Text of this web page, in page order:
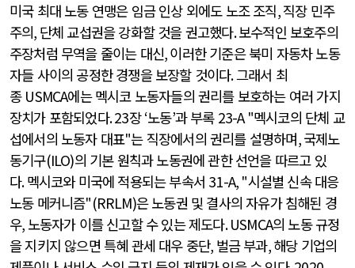
미국 최대 노동 연맹은 임금 인상 외에도 노조 조직,직장 민주
주의, 단체 교섭권을 강화할 것을 권고했다.보수적인 보호주의
주장처럼 무역을 줄이는 대신,이러한 기준은 북미 자동차 노동
자들 사이의 공정한 경쟁을 보장할 것이다.그래서 최
종 USMCA에는 멕시코 노동자들의 권리를 보호하는 여러 가지
장치가 포함되었다. 23장‘노동’과 부록 23-A "멕시코의 단체 교
섭에서의 노동자 대표"는 직장에서의 권리를 설명하며,국제노
동기구(ILO)의 기본 원칙과 노동권에 관한 선언을 따르고 있
다.멕시코와 미국에 적용되는 부속서 31-A, "시설별 신속 대응
노동 메커니즘"(RRLM)은 노동권 및 결사의 자유가 침해된 경
우, 노동자가 이를 신고할 수 있는 제도다. USMCA의 노동 규정
을 지키지 않으면 특혜 관세 대우 중단, 벌금 부과,해당 기업의